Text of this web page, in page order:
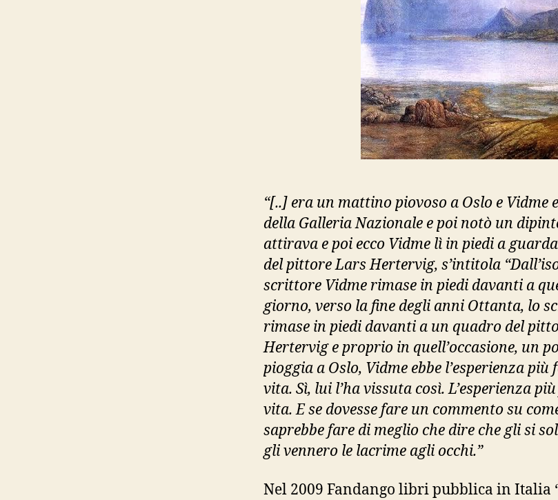
“[..] era un mattino piovoso a Oslo e Vidme
della Galleria Nazionale e poi notò un
attirava e poi ecco Vidme lì in piedi a
del pittore Lars Hertervig, s’intitola
scrittore Vidme rimase in piedi davanti a
giorno, verso la fine degli anni Ottanta, lo
rimase in piedi davanti a un quadro del
Hertervig e proprio in quell’occasione, un
pioggia a Oslo, Vidme ebbe l’esperienza più
vita. Sì, lui l’ha vissuta così. L’esperienza
vita. E se dovesse fare un commento su
saprebbe fare di meglio che dire che gli si
gli vennero le lacrime agli occhi.”
Nel 2009 Fandango libri pubblica in Italia